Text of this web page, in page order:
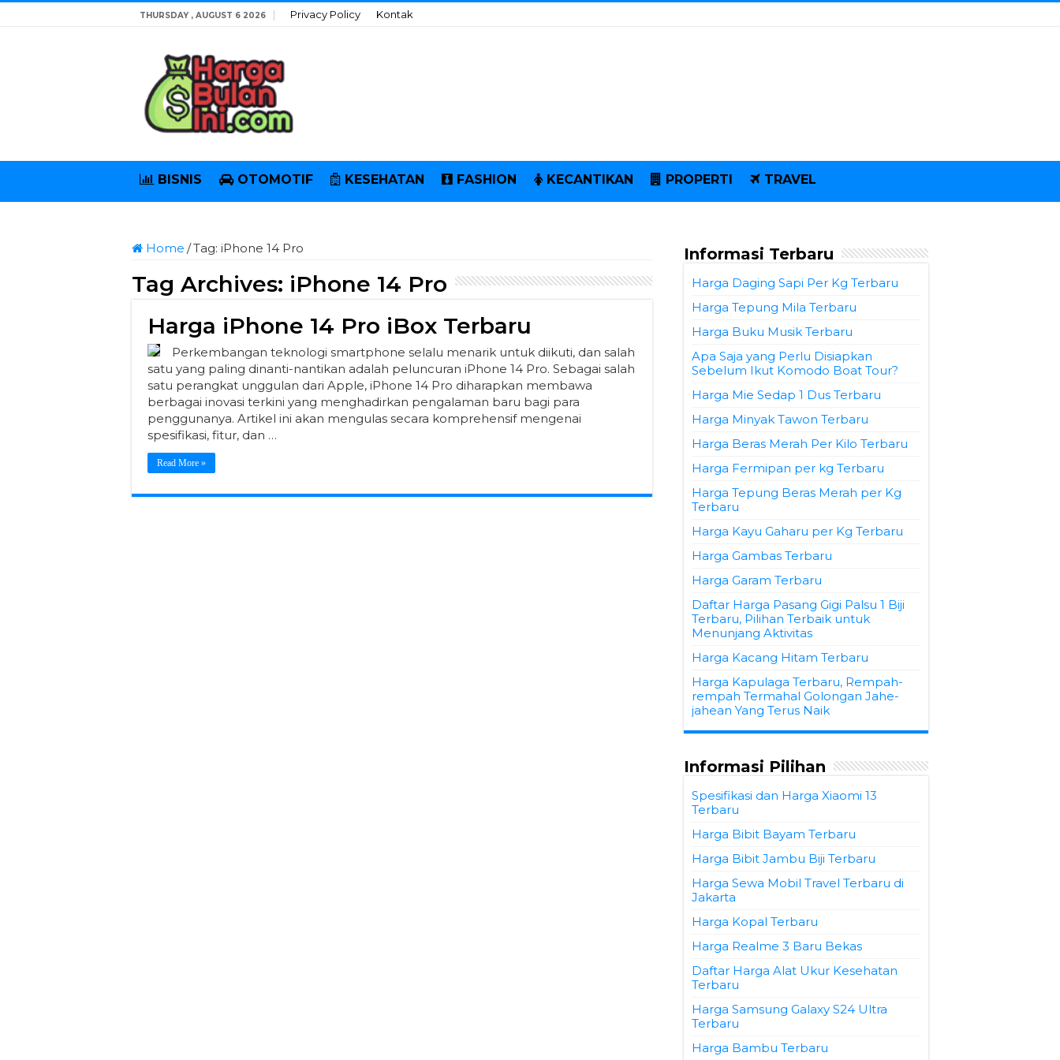
THURSDAY , AUGUST 6 2026 Privacy Policy Kontak
BISNIS OTOMOTIF KESEHATAN FASHION KECANTIKAN PROPERTI TRAVEL
Home /Tag: iPhone 14 Pro
Tag Archives: iPhone 14 Pro
Harga iPhone 14 Pro iBox Terbaru
Perkembangan teknologi smartphone selalu menarik untuk diikuti, dan salah
satu yang paling dinanti-nantikan adalah peluncuran iPhone 14 Pro. Sebagai salah
satu perangkat unggulan dari Apple, iPhone 14 Pro diharapkan membawa
berbagai inovasi terkini yang menghadirkan pengalaman baru bagi para
penggunanya. Artikel ini akan mengulas secara komprehensif mengenai
spesifikasi, fitur, dan …
Read More »
Informasi Terbaru
Harga Daging Sapi Per Kg Terbaru
Harga Tepung Mila Terbaru
Harga Buku Musik Terbaru
Apa Saja yang Perlu Disiapkan
Sebelum Ikut Komodo Boat Tour?
Harga Mie Sedap 1 Dus Terbaru
Harga Minyak Tawon Terbaru
Harga Beras Merah Per Kilo Terbaru
Harga Fermipan per kg Terbaru
Harga Tepung Beras Merah per Kg
Terbaru
Harga Kayu Gaharu per Kg Terbaru
Harga Gambas Terbaru
Harga Garam Terbaru
Daftar Harga Pasang Gigi Palsu 1 Biji
Terbaru, Pilihan Terbaik untuk
Menunjang Aktivitas
Harga Kacang Hitam Terbaru
Harga Kapulaga Terbaru, Rempah-
rempah Termahal Golongan Jahe-
jahean Yang Terus Naik
Informasi Pilihan
Spesifikasi dan Harga Xiaomi 13
Terbaru
Harga Bibit Bayam Terbaru
Harga Bibit Jambu Biji Terbaru
Harga Sewa Mobil Travel Terbaru di
Jakarta
Harga Kopal Terbaru
Harga Realme 3 Baru Bekas
Daftar Harga Alat Ukur Kesehatan
Terbaru
Harga Samsung Galaxy S24 Ultra
Terbaru
Harga Bambu Terbaru